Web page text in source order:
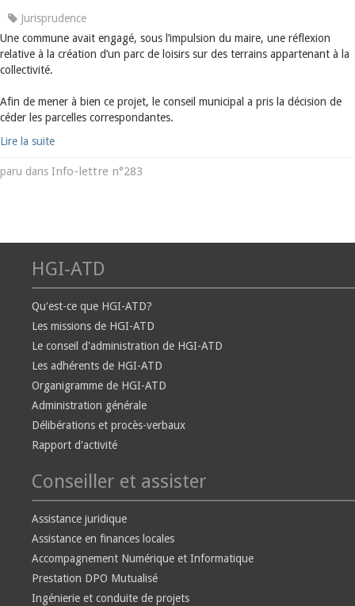
Jurisprudence
Une commune avait engagé, sous l’impulsion du maire, une réflexion
relative à la création d’un parc de loisirs sur des terrains appartenant à la
collectivité.
Afin de mener à bien ce projet, le conseil municipal a pris la décision de
céder les parcelles correspondantes.
Lire la suite
paru dans Info-lettre n°283
HGI-ATD
Qu'est-ce que HGI-ATD?
Les missions de HGI-ATD
Le conseil d'administration de HGI-ATD
Les adhérents de HGI-ATD
Organigramme de HGI-ATD
Administration générale
Délibérations et procès-verbaux
Rapport d'activité
Conseiller et assister
Assistance juridique
Assistance en finances locales
Accompagnement Numérique et Informatique
Prestation DPO Mutualisé
Ingénierie et conduite de projets